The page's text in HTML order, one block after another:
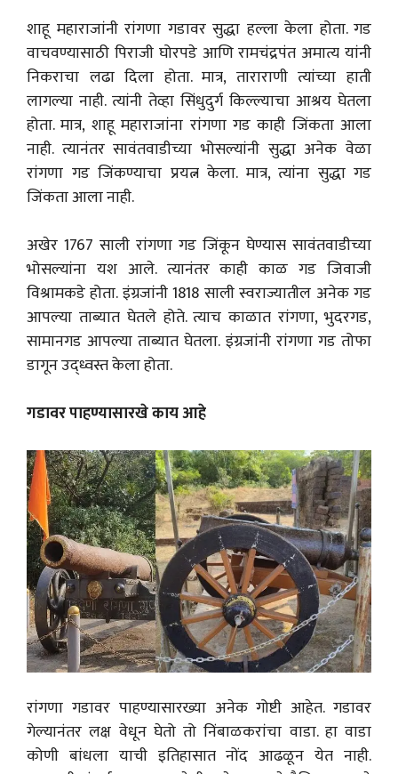
शाहू महाराजांनी रांगणा गडावर सुद्धा हल्ला केला होता. गड
वाचवण्यासाठी पिराजी घोरपडे आणि रामचंद्रपंत अमात्य यांनी
निकराचा लढा दिला होता. मात्र, ताराराणी त्यांच्या हाती
लागल्या नाही. त्यांनी तेव्हा सिंधुदुर्ग किल्ल्याचा आश्रय घेतला
होता. मात्र, शाहू महाराजांना रांगणा गड काही जिंकता आला
नाही. त्यानंतर सावंतवाडीच्या भोसल्यांनी सुद्धा अनेक वेळा
रांगणा गड जिंकण्याचा प्रयत्न केला. मात्र, त्यांना सुद्धा गड
जिंकता आला नाही.
अखेर 1767 साली रांगणा गड जिंकून घेण्यास सावंतवाडीच्या
भोसल्यांना यश आले. त्यानंतर काही काळ गड जिवाजी
विश्रामकडे होता. इंग्रजांनी 1818 साली स्वराज्यातील अनेक गड
आपल्या ताब्यात घेतले होते. त्याच काळात रांगणा, भुदरगड,
सामानगड आपल्या ताब्यात घेतला. इंग्रजांनी रांगणा गड तोफा
डागून उद्ध्वस्त केला होता.
गडावर पाहण्यासारखे काय आहे
रांगणा गडावर पाहण्यासारख्या अनेक गोष्टी आहेत. गडावर
गेल्यानंतर लक्ष वेधून घेतो तो निंबाळकरांचा वाडा. हा वाडा
कोणी बांधला याची इतिहासात नोंद आढळून येत नाही.